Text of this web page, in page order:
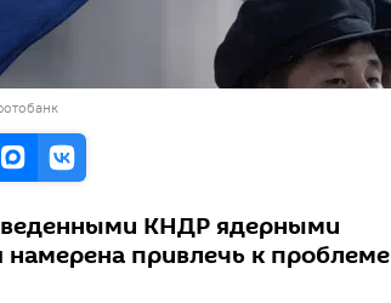
КНДР ядерными
привлечь к проблеме